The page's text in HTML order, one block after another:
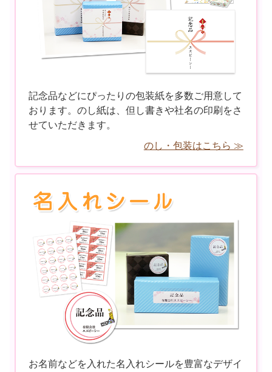
記念品などにぴったりの包装紙を多数ご用意して
おります。のし紙は、但し書きや社名の印刷をさ
せていただきます。
のし・包装はこちら ≫
お名前などを入れた名入れシールを豊富なデザイ